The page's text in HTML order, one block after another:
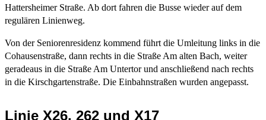
Hattersheimer Straße. Ab dort fahren die Busse wieder auf dem
regulären Linienweg.
Von der Seniorenresidenz kommend führt die Umleitung links in die
Cohausenstraße, dann rechts in die Straße Am alten Bach, weiter
geradeaus in die Straße Am Untertor und anschließend nach rechts
in die Kirschgartenstraße. Die Einbahnstraßen wurden angepasst.
Linie X26, 262 und X17